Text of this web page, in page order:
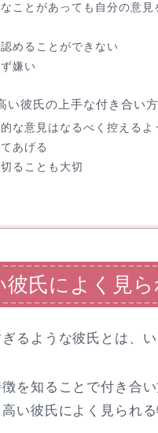
ことがあっても自分の意見
めることができない
嫌い
い彼氏の上手な付き合い方
な意見はなるべく控えるよ
あげる
ることも大切
氏によく見
るような彼氏とは、
を知ることで付き合
い彼氏によく見られ